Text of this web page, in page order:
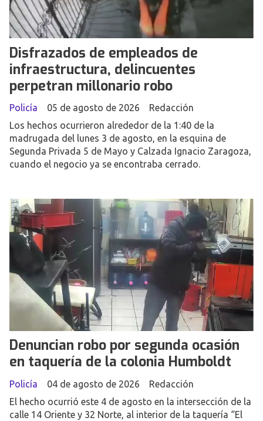
Disfrazados de empleados de
infraestructura, delincuentes
perpetran millonario robo
Redacción
Policía
05 de agosto de 2026
Los hechos ocurrieron alrededor de la 1:40 de la
madrugada del lunes 3 de agosto, en la esquina de
Segunda Privada 5 de Mayo y Calzada Ignacio Zaragoza,
cuando el negocio ya se encontraba cerrado.
Denuncian robo por segunda ocasión
en taquería de la colonia Humboldt
Redacción
Policía
04 de agosto de 2026
El hecho ocurrió este 4 de agosto en la intersección de la
calle 14 Oriente y 32 Norte, al interior de la taquería “El